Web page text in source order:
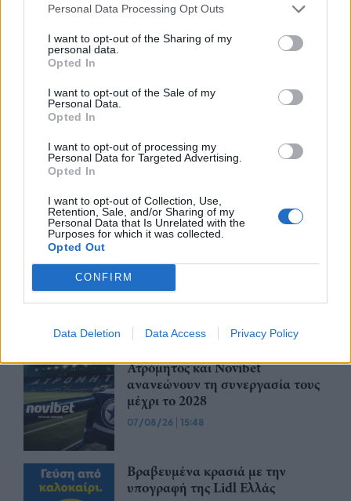
Personal Data Processing Opt Outs
I want to opt-out of the Sharing of my
personal data.
Opted In
I want to opt-out of the Sale of my
Personal Data.
Opted In
I want to opt-out of processing my
Personal Data for Targeted Advertising.
Opted In
I want to opt-out of Collection, Use,
Retention, Sale, and/or Sharing of my
Personal Data that Is Unrelated with the
Purposes for which it was collected.
Opted Out
CONFIRM
Data Deletion Data Access Privacy Policy
TP Greece: Πώς διαμορφώνεται το
μέλλον του Insurance στην εποχή του AI
Περισσότερα από το
Trade Estates: Στην κατοχή της το
50% του Sofia South Ring Mall με
τίμημα 49,35 εκατ. ευρώ
Ατρόμητος και Novibet
ανανεώνουν τη συνεργασία τους
μέχρι το 2028
07/08/26 | 15:48
Βραβευμένα κρασιά με την
υπογραφή της Lidl Ελλάς